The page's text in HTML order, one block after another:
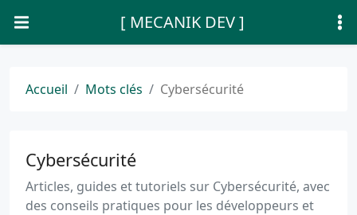
[ MECANIK DEV ]
Accueil Mots clés Cybersécurité
Cybersécurité
Articles, guides et tutoriels sur Cybersécurité, avec
des conseils pratiques pour les développeurs et